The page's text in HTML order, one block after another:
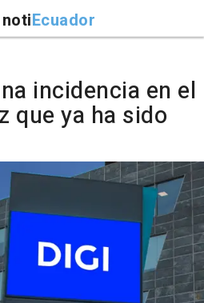
notiEcuador
incidencia en el
que ya ha sido